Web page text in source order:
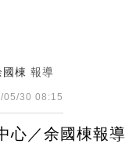
國棟 報導
05/30 08:15
心／余國棟報導